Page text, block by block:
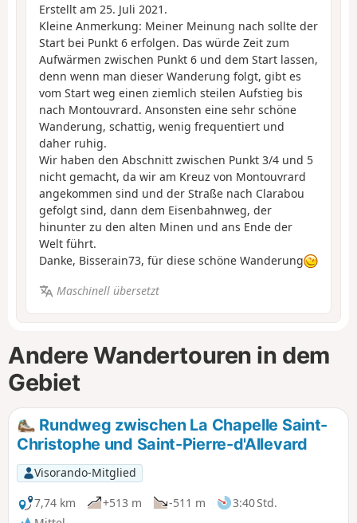
Erstellt am 25. Juli 2021.
Kleine Anmerkung: Meiner Meinung nach sollte der
Start bei Punkt 6 erfolgen. Das würde Zeit zum
Aufwärmen zwischen Punkt 6 und dem Start lassen,
denn wenn man dieser Wanderung folgt, gibt es
vom Start weg einen ziemlich steilen Aufstieg bis
nach Montouvrard. Ansonsten eine sehr schöne
Wanderung, schattig, wenig frequentiert und
daher ruhig.
Wir haben den Abschnitt zwischen Punkt 3/4 und 5
nicht gemacht, da wir am Kreuz von Montouvrard
angekommen sind und der Straße nach Clarabou
gefolgt sind, dann dem Eisenbahnweg, der
hinunter zu den alten Minen und ans Ende der
Welt führt.
Danke, Bisserain73, für diese schöne Wanderung
Maschinell übersetzt
Andere Wandertouren in dem
Gebiet
Rundweg zwischen La Chapelle Saint-
Christophe und Saint-Pierre-d'Allevard
Visorando-Mitglied
7,74 km
+513 m -511 m
3:40 Std.